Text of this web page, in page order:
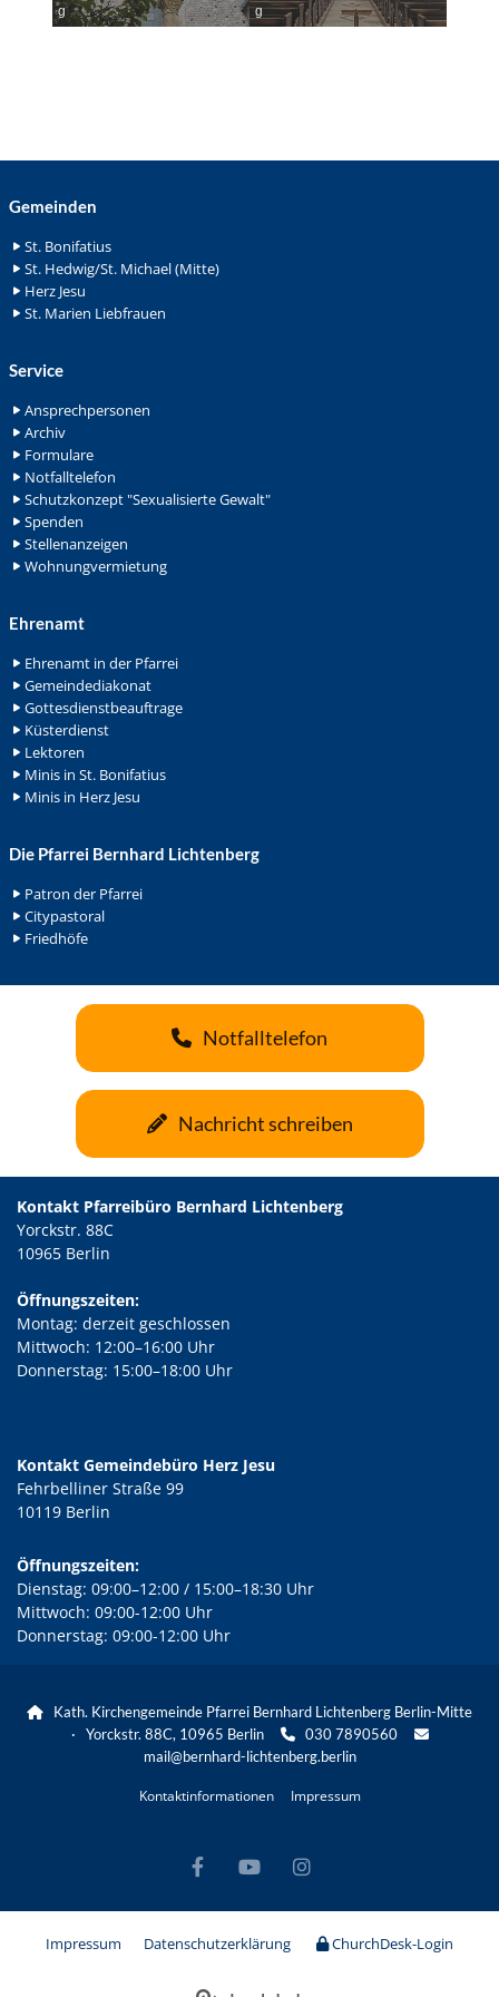
g
g
Gemeinden
St. Bonifatius
St. Hedwig/St. Michael (Mitte)
Herz Jesu
St. Marien Liebfrauen
Service
Ansprechpersonen
Archiv
Formulare
Notfalltelefon
Schutzkonzept "Sexualisierte Gewalt"
Spenden
Stellenanzeigen
Wohnungvermietung
Ehrenamt
Ehrenamt in der Pfarrei
Gemeindediakonat
Gottesdienstbeauftrage
Küsterdienst
Lektoren
Minis in St. Bonifatius
Minis in Herz Jesu
Die Pfarrei Bernhard Lichtenberg
Patron der Pfarrei
Citypastoral
Friedhöfe
Notfalltelefon
Nachricht schreiben
Kontakt Pfarreibüro Bernhard Lichtenberg
Yorckstr. 88C
10965 Berlin
Öffnungszeiten:
Montag: derzeit geschlossen
Mittwoch: 12:00–16:00 Uhr
Donnerstag: 15:00–18:00 Uhr
Kontakt Gemeindebüro Herz Jesu
Fehrbelliner Straße 99
10119 Berlin
Öffnungszeiten:
Dienstag: 09:00–12:00 / 15:00–18:30 Uhr
Mittwoch: 09:00-12:00 Uhr
Donnerstag: 09:00-12:00 Uhr

Kath. Kirchengemeinde Pfarrei Bernhard Lichtenberg Berlin-Mitte
· Yorckstr. 88C, 10965 Berlin
030 7890560 
mail@bernhard-lichtenberg.berlin
Kontaktinformationen Impressum
Impressum Datenschutzerklärung ChurchDesk-Login